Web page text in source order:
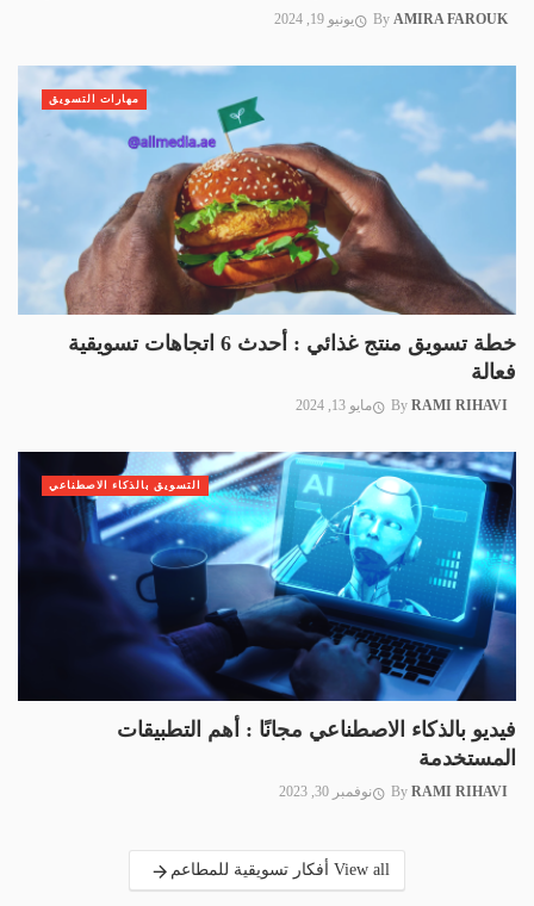
By AMIRA FAROUK يونيو 19, 2024
خطة تسويق منتج غذائي : أحدث 6 اتجاهات تسويقية
فعالة
By RAMI RIHAVI مايو 13, 2024
مهارات التسويق
فيديو بالذكاء الاصطناعي مجانًا : أهم التطبيقات
المستخدمة
By RAMI RIHAVI نوفمبر 30, 2023
التسويق بالذكاء الاصطناعي
View all أفكار تسويقية للمطاعم